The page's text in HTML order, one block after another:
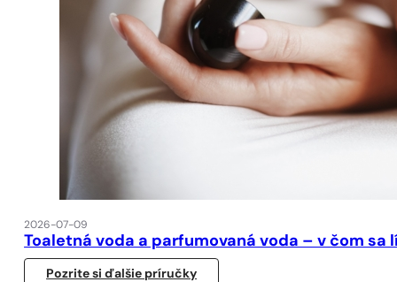
2026-07-09
Toaletná voda a parfumovaná voda – v čom sa
Pozrite si ďalšie príručky